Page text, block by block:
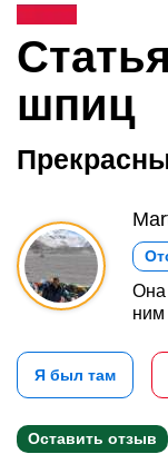
шпиц
Она
ним
Я был там
Оставить отзыв